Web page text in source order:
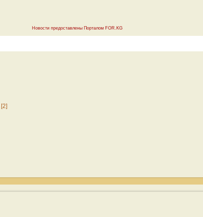
Новости предоставлены Порталом FOR.KG
[2]